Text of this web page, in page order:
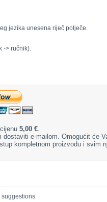
jezika unesena riječ potječe.
-> ručnik).
5,00 €
dostaviti e-mailom. Omogućit će
kompletnom proizvodu i svim
suggestions.